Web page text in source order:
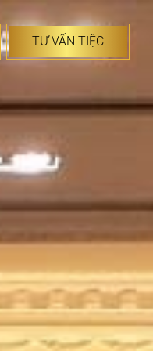
TƯ VẤN TIỆC